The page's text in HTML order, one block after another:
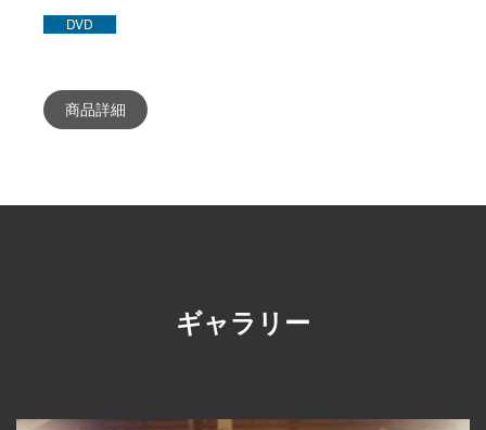
DVD
商品詳細
ギャラリー